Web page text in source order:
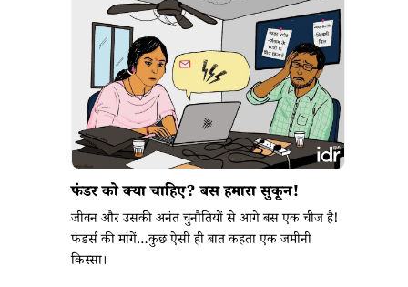
फंडर को क्या चाहिए? बस हमारा सुकून!
जीवन और उसकी अनंत चुनौतियों से आगे बस एक चीज है!
फंडर्स की मांगें…कुछ ऐसी ही बात कहता एक जमीनी
किस्सा।